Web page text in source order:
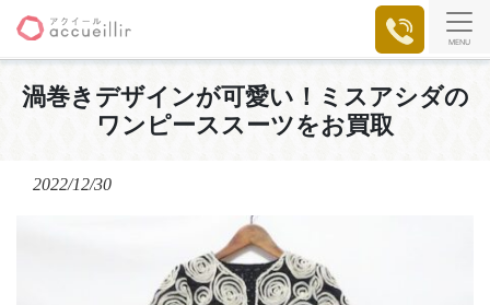
MENU
渦巻きデザインが可愛い！ミスアシダの
ワンピーススーツをお買取
2022/12/30